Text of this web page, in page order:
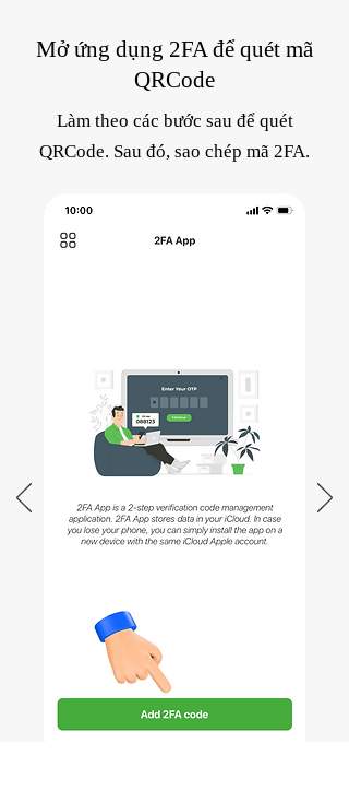
Mở ứng dụng 2FA để quét mã
QRCode
Làm theo các bước sau để quét
QRCode. Sau đó, sao chép mã 2FA.